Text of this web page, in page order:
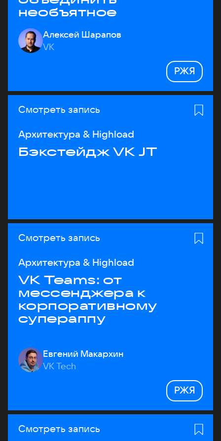
необъятное
Алексей Шарапов
VK
РЖЯ
Смотреть запись
Архитектура & Highload
Бэкстейдж VK JT
Смотреть запись
Архитектура & Highload
VK Teams: от
мессенджера к
корпоративному
супераппу
Евгений Макархин
VK Tech
РЖЯ
Смотреть запись